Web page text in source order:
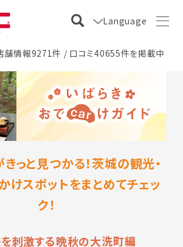
Language
舗情報9271件 / 口コミ40655件を掲載中
っと見つかる！茨城の観光・
けスポットをまとめてチェッ
ク！
刺激する晩秋の大洗町編